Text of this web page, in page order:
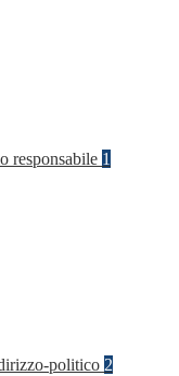
responsabile 1
politico 2